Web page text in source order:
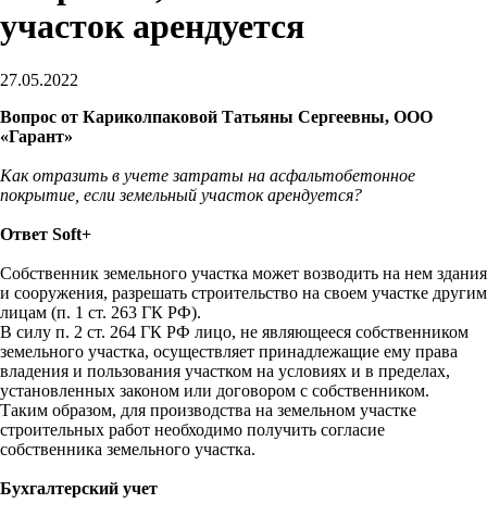
участок арендуется
27.05.2022
Вопрос от Кариколпаковой Татьяны Сергеевны, ООО
«Гарант»
Как отразить в учете затраты на асфальтобетонное
покрытие, если земельный участок арендуется?
Ответ Soft+
Собственник земельного участка может возводить на нем здания
и сооружения, разрешать строительство на своем участке другим
лицам (п. 1 ст. 263 ГК РФ).
В силу п. 2 ст. 264 ГК РФ лицо, не являющееся собственником
земельного участка, осуществляет принадлежащие ему права
владения и пользования участком на условиях и в пределах,
установленных законом или договором с собственником.
Таким образом, для производства на земельном участке
строительных работ необходимо получить согласие
собственника земельного участка.
Бухгалтерский учет